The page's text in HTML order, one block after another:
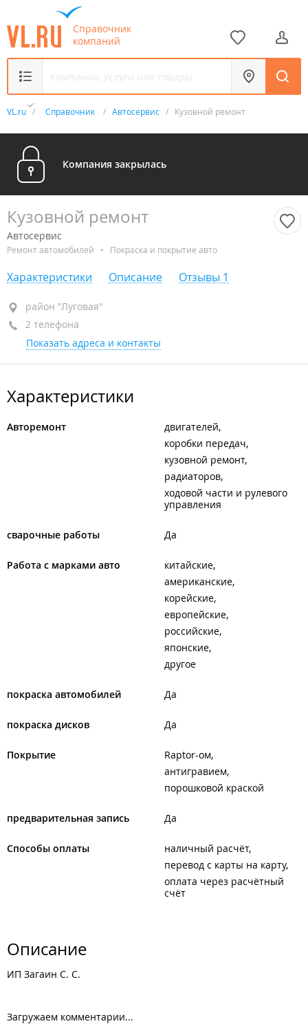
Справочник
компаний
VL.ru / Справочник / Автосервис / Кузовной ремонт
Компания закрылась
Кузовной ремонт
Автосервис
Ремонт автомобилей • Покраска и покрытие авто
Характеристики Описание Отзывы 1
район "Луговая", ул. Воропаева, 11А
+7 964 445-96-56
+7 902 050-28-50
район "Луговая"
2 телефона
Показать адреса и контакты
Характеристики
Авторемонт
двигателей
коробки передач
кузовной ремонт
радиаторов
ходовой части и рулевого
управления
сварочные работы Да
Работа с марками авто
китайские
американские
корейские
европейские
российские
японские
другое
покраска автомобилей Да
покраска дисков Да
Покрытие
Raptor-ом
антигравием
порошковой краской
предварительная запись Да
Способы оплаты
наличный расчёт
перевод с карты на карту
оплата через расчётный
счёт
Описание
ИП Загаин С. С.
Загружаем комментарии...